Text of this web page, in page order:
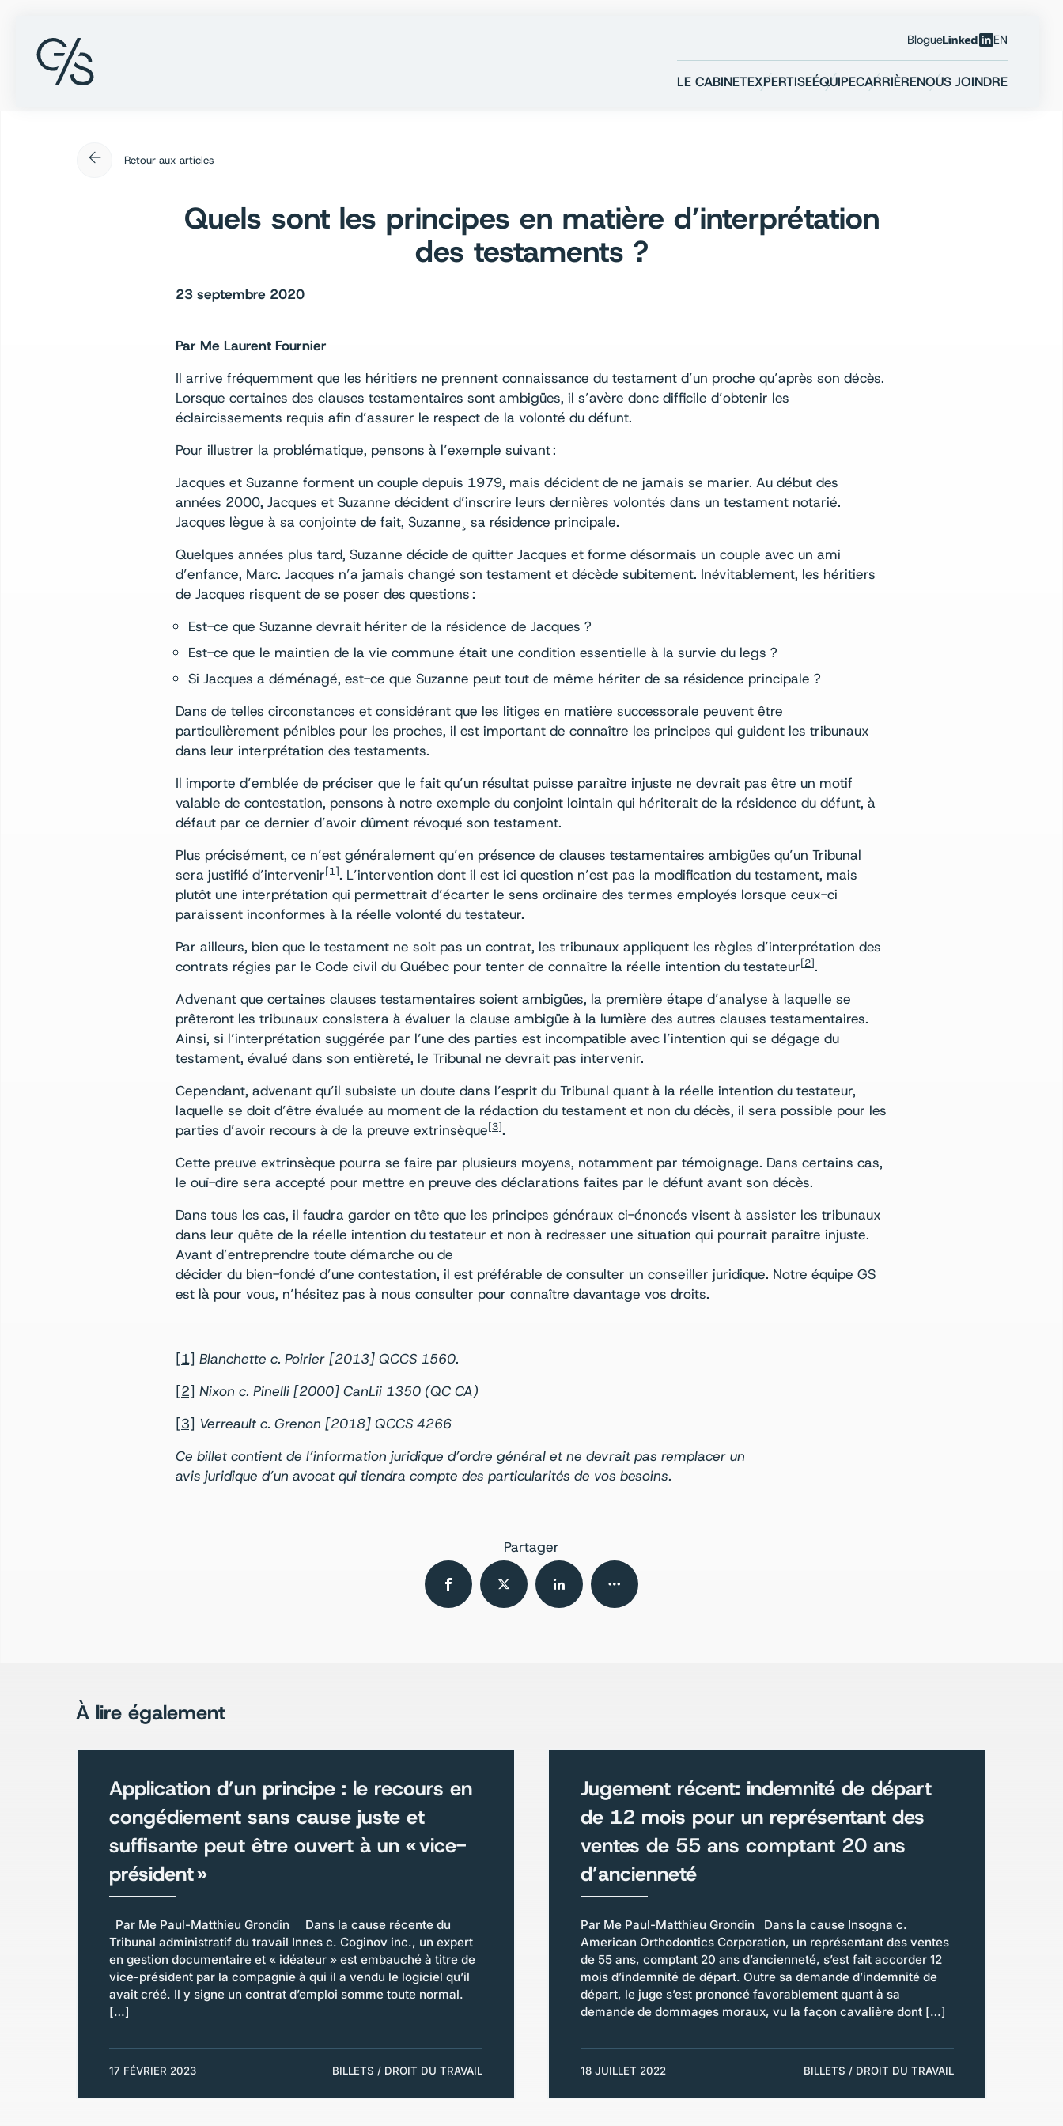
Blogue
EN
LE CABINETEXPERTISEÉQUIPECARRIÈRENOUS JOINDRE
arrow_back Retour aux articles
Quels sont les principes en matière d’interprétation
des testaments ?
23 septembre 2020
Par Me Laurent Fournier
Il arrive fréquemment que les héritiers ne prennent connaissance du testament d’un proche qu’après son décès.
Lorsque certaines des clauses testamentaires sont ambigües, il s’avère donc difficile d’obtenir les
éclaircissements requis afin d’assurer le respect de la volonté du défunt.
Pour illustrer la problématique, pensons à l’exemple suivant :
Jacques et Suzanne forment un couple depuis 1979, mais décident de ne jamais se marier. Au début des
années 2000, Jacques et Suzanne décident d’inscrire leurs dernières volontés dans un testament notarié.
Jacques lègue à sa conjointe de fait, Suzanne¸ sa résidence principale.
Quelques années plus tard, Suzanne décide de quitter Jacques et forme désormais un couple avec un ami
d’enfance, Marc. Jacques n’a jamais changé son testament et décède subitement. Inévitablement, les héritiers
de Jacques risquent de se poser des questions :
Est-ce que Suzanne devrait hériter de la résidence de Jacques ?
Est-ce que le maintien de la vie commune était une condition essentielle à la survie du legs ?
Si Jacques a déménagé, est-ce que Suzanne peut tout de même hériter de sa résidence principale ?
Dans de telles circonstances et considérant que les litiges en matière successorale peuvent être
particulièrement pénibles pour les proches, il est important de connaître les principes qui guident les tribunaux
dans leur interprétation des testaments.
Il importe d’emblée de préciser que le fait qu’un résultat puisse paraître injuste ne devrait pas être un motif
valable de contestation, pensons à notre exemple du conjoint lointain qui hériterait de la résidence du défunt, à
défaut par ce dernier d’avoir dûment révoqué son testament.
Plus précisément, ce n’est généralement qu’en présence de clauses testamentaires ambigües qu’un Tribunal
sera justifié d’intervenir[1]. L’intervention dont il est ici question n’est pas la modification du testament, mais
plutôt une interprétation qui permettrait d’écarter le sens ordinaire des termes employés lorsque ceux-ci
paraissent inconformes à la réelle volonté du testateur.
Par ailleurs, bien que le testament ne soit pas un contrat, les tribunaux appliquent les règles d’interprétation des
contrats régies par le Code civil du Québec pour tenter de connaître la réelle intention du testateur[2].
Advenant que certaines clauses testamentaires soient ambigües, la première étape d’analyse à laquelle se
prêteront les tribunaux consistera à évaluer la clause ambigüe à la lumière des autres clauses testamentaires.
Ainsi, si l’interprétation suggérée par l’une des parties est incompatible avec l’intention qui se dégage du
testament, évalué dans son entièreté, le Tribunal ne devrait pas intervenir.
Cependant, advenant qu’il subsiste un doute dans l’esprit du Tribunal quant à la réelle intention du testateur,
laquelle se doit d’être évaluée au moment de la rédaction du testament et non du décès, il sera possible pour les
parties d’avoir recours à de la preuve extrinsèque[3].
Cette preuve extrinsèque pourra se faire par plusieurs moyens, notamment par témoignage. Dans certains cas,
le ouï-dire sera accepté pour mettre en preuve des déclarations faites par le défunt avant son décès.
Dans tous les cas, il faudra garder en tête que les principes généraux ci-énoncés visent à assister les tribunaux
dans leur quête de la réelle intention du testateur et non à redresser une situation qui pourrait paraître injuste.
Avant d’entreprendre toute démarche ou de
décider du bien-fondé d’une contestation, il est préférable de consulter un conseiller juridique. Notre équipe GS
est là pour vous, n’hésitez pas à nous consulter pour connaître davantage vos droits.
[1] Blanchette c. Poirier [2013] QCCS 1560.
[2] Nixon c. Pinelli [2000] CanLii 1350 (QC CA)
[3] Verreault c. Grenon [2018] QCCS 4266
Ce billet contient de l’information juridique d’ordre général et ne devrait pas remplacer un
avis juridique d’un avocat qui tiendra compte des particularités de vos besoins.
Partager
À lire également
Application d’un principe : le recours en
congédiement sans cause juste et
suffisante peut être ouvert à un « vice-
président »
Par Me Paul-Matthieu Grondin Dans la cause récente du
Tribunal administratif du travail Innes c. Coginov inc., un expert
en gestion documentaire et « idéateur » est embauché à titre de
vice-président par la compagnie à qui il a vendu le logiciel qu’il
avait créé. Il y signe un contrat d’emploi somme toute normal.
[…]
17 FÉVRIER 2023 BILLETS / DROIT DU TRAVAIL
Jugement récent: indemnité de départ
de 12 mois pour un représentant des
ventes de 55 ans comptant 20 ans
d’ancienneté
Par Me Paul-Matthieu Grondin Dans la cause Insogna c.
American Orthodontics Corporation, un représentant des ventes
de 55 ans, comptant 20 ans d’ancienneté, s’est fait accorder 12
mois d’indemnité de départ. Outre sa demande d’indemnité de
départ, le juge s’est prononcé favorablement quant à sa
demande de dommages moraux, vu la façon cavalière dont […]
18 JUILLET 2022 BILLETS / DROIT DU TRAVAIL